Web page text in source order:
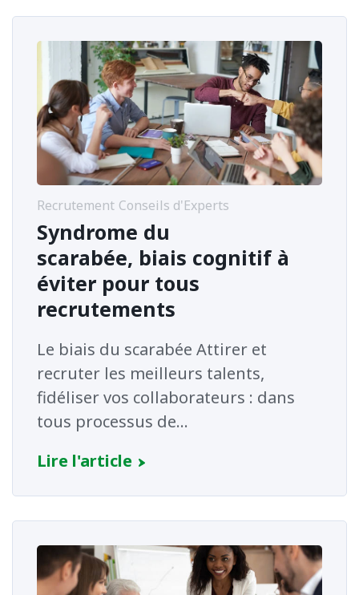
Recrutement Conseils d'Experts
Syndrome du
scarabée, biais cognitif à
éviter pour tous
recrutements
Le biais du scarabée Attirer et
recruter les meilleurs talents,
fidéliser vos collaborateurs : dans
tous processus de...
Lire l'article